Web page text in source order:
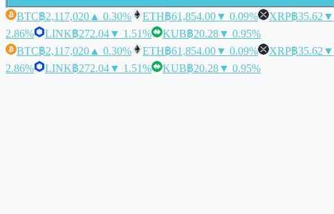
BTC฿2,117,020 ▲ 0.30% ETH฿61,854.00▼ 0.09% XRP฿35.62 ▼
2.86%
LINK฿272.04▼ 1.51% KUB฿20.28▼ 0.95%
BTC฿2,117,020 ▲ 0.30% ETH฿61,854.00▼ 0.09% XRP฿35.62 ▼
2.86%
LINK฿272.04▼ 1.51% KUB฿20.28▼ 0.95%